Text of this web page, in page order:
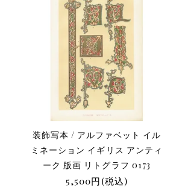
装飾写本 / アルファベット イル
ミネーション イギリス アンティ
ーク 版画 リトグラフ 0173
5,500円(税込)